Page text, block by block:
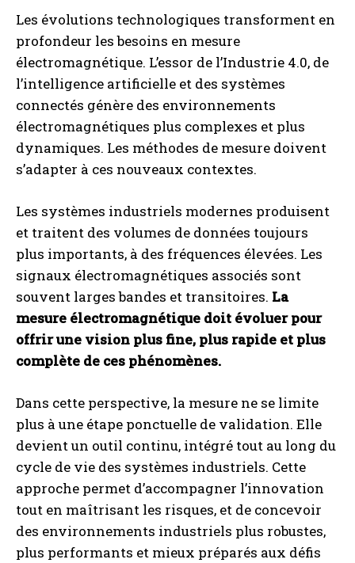
Les évolutions technologiques transforment en
profondeur les besoins en mesure
électromagnétique. L’essor de l’Industrie 4.0, de
l’intelligence artificielle et des systèmes
connectés génère des environnements
électromagnétiques plus complexes et plus
dynamiques. Les méthodes de mesure doivent
s’adapter à ces nouveaux contextes.
Les systèmes industriels modernes produisent
et traitent des volumes de données toujours
plus importants, à des fréquences élevées. Les
signaux électromagnétiques associés sont
souvent larges bandes et transitoires. La
mesure électromagnétique doit évoluer pour
offrir une vision plus fine, plus rapide et plus
complète de ces phénomènes.
Dans cette perspective, la mesure ne se limite
plus à une étape ponctuelle de validation. Elle
devient un outil continu, intégré tout au long du
cycle de vie des systèmes industriels. Cette
approche permet d’accompagner l’innovation
tout en maîtrisant les risques, et de concevoir
des environnements industriels plus robustes,
plus performants et mieux préparés aux défis